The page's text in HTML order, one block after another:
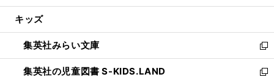
開
ウ
開
く
ン
ウ
で
開
く
ウ
ン
ド
ウ
で
し
ウ
ィ
ン
ド
キッズ
集英社みらい文庫
新
し
い
集英社の児童図書 S-KIDS.LAND
新